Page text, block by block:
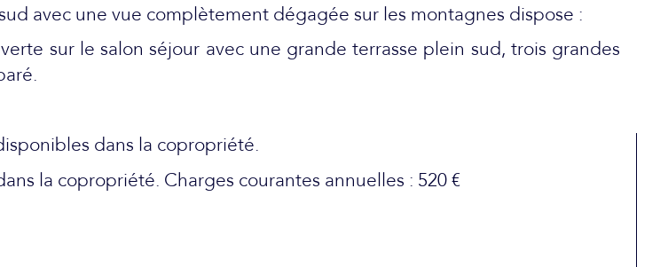
avec une vue complètement dégagée sur les montagnes dispose :
sur le salon séjour avec une grande terrasse plein sud, trois grandes
dans la copropriété.
la copropriété. Charges courantes annuelles : 520 €